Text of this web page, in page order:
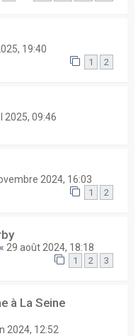
19:40
1 2
2025, 09:46
2024, 16:03
1 2
« 29 août 2024, 18:18
1 2 3
à La Seine
2024, 12:52